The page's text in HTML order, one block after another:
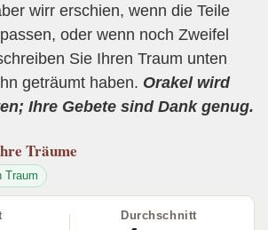
wirr erschien, wenn die Teile
oder wenn noch Zweifel
Sie Ihren Traum unten
geträumt haben. Orakel wird
Ihre Gebete sind Dank genug.
Träume
Traum
Durchschnitt